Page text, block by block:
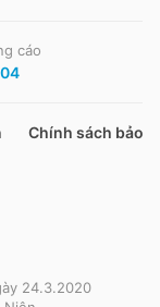
cáo
Chính sách bảo
24.3.2020